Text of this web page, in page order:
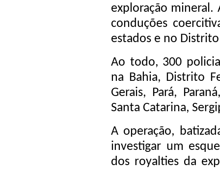
exploração mineral.
conduções
estados e no
Ao todo, 300
na Bahia, Distrito
Gerais, Pará,
Santa Catarina,
A operação,
investigar um
dos royalties da